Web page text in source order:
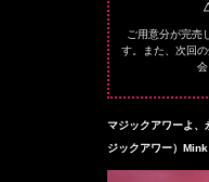
ご用意分が完売
す。また、次回
マジックアワーよ
ジックアワー）